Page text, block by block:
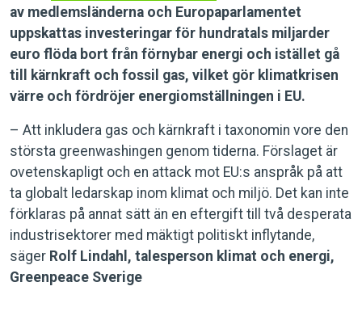
av medlemsländerna och Europaparlamentet
uppskattas investeringar för hundratals miljarder
euro flöda bort från förnybar energi och istället gå
till kärnkraft och fossil gas, vilket gör klimatkrisen
värre och fördröjer energiomställningen i EU.
– Att inkludera gas och kärnkraft i taxonomin vore den
största greenwashingen genom tiderna. Förslaget är
ovetenskapligt och en attack mot EU:s anspråk på att
ta globalt ledarskap inom klimat och miljö. Det kan inte
förklaras på annat sätt än en eftergift till två desperata
industrisektorer med mäktigt politiskt inflytande,
säger Rolf Lindahl, talesperson klimat och energi,
Greenpeace Sverige